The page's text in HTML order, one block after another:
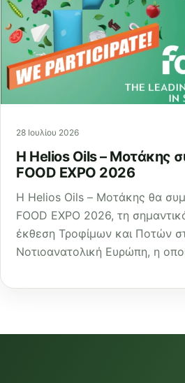
28 Ιουλίου 2026
Η Helios Oils – Μοτάκης
FOOD EXPO 2026
Η Helios Oils – Μοτάκης θα
FOOD EXPO 2026, τη
έκθεση Τροφίμων και Ποτών
Νοτιοανατολική Ευρώπη, η